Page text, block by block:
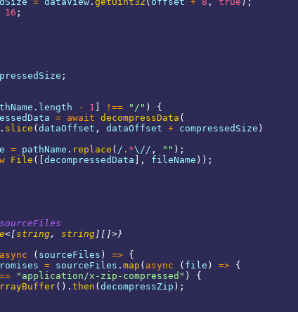
16 ;
;
. length - 1 !== "/" )
{
= await decompressData (
. slice ( dataOffset , dataOffset + compressedSize )
= pathName . replace ( / . *\// , "" ) ;
File ( decompressedData , fileName ) ) ;
sourceFiles
<[string, string ] [ ]>}
async ( sourceFiles ) => {
= sourceFiles . map ( async ( file ) => {
"application/x-zip-compressed" )
{
( ) . then ( decompressZip ) ;